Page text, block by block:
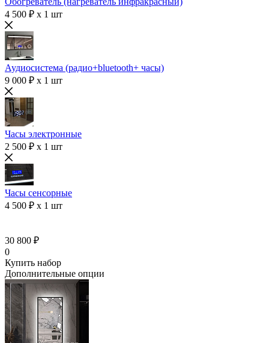
4 500 ₽ x 1 шт
Аудиосистема (радио+bluetooth+ часы)
9 000 ₽ x 1 шт
Часы электронные
2 500 ₽ x 1 шт
Часы сенсорные
4 500 ₽ x 1 шт
30 800 ₽
0
Купить набор
Дополнительные опции